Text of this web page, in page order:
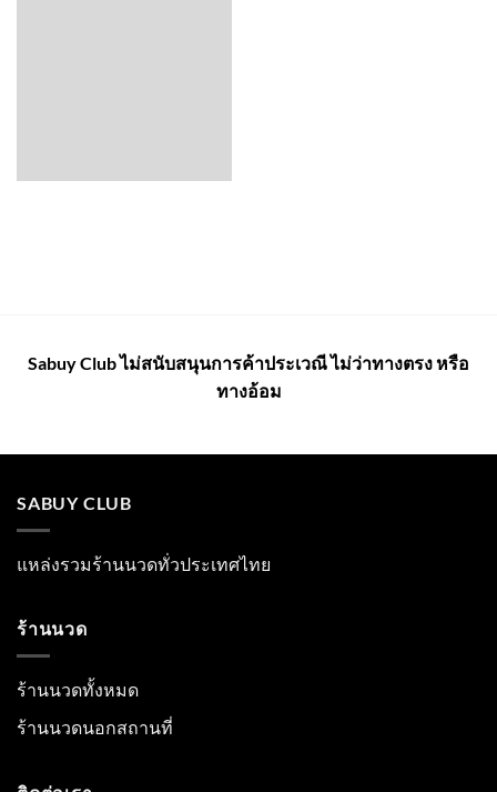
Sabuy Club ไม่สนับสนุนการค้าประเวณี ไม่ว่าทางตรง หรือ
ทางอ้อม
SABUY CLUB
แหล่งรวมร้านนวดทั่วประเทศไทย
ร้านนวด
ร้านนวดทั้งหมด
ร้านนวดนอกสถานที่